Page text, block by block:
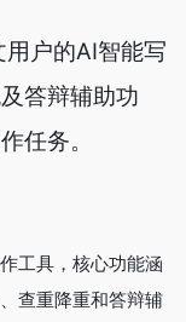
户的AI智能写
答辩辅助功
任务。
工具，核心功能涵
查重降重和答辩辅